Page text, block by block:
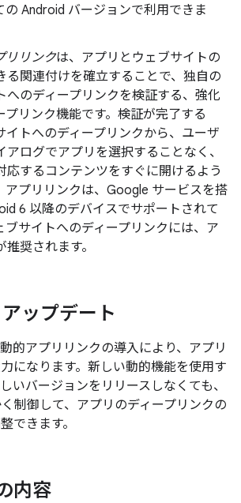
の Android バージョンで利用できま
リリンクは、アプリとウェブサイトの
る関連付けを確立することで、独自の
へのディープリンクを検証する、強化
プリンク機能です。検証が完了する
イトへのディープリンクから、ユーザ
アログでアプリを選択することなく、
応するコンテンツをすぐに開けるよう
アプリリンクは、Google サービスを搭
6 以降のデバイスでサポートされて
ブサイトへのディープリンクには、ア
奨されます。
ップデート
的アプリリンクの導入により、アプリ
になります。新しい動的機能を使用す
いバージョンをリリースしなくても、
制御して、アプリのディープリンクの
できます。
内容